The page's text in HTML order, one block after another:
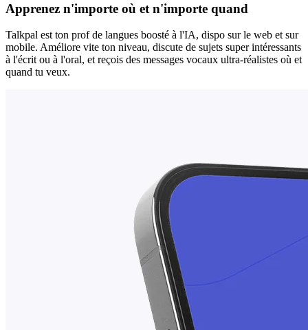
Apprenez n'importe où et n'importe quand
Talkpal est ton prof de langues boosté à l'IA, dispo sur le web et sur
mobile. Améliore vite ton niveau, discute de sujets super intéressants
à l'écrit ou à l'oral, et reçois des messages vocaux ultra-réalistes où et
quand tu veux.